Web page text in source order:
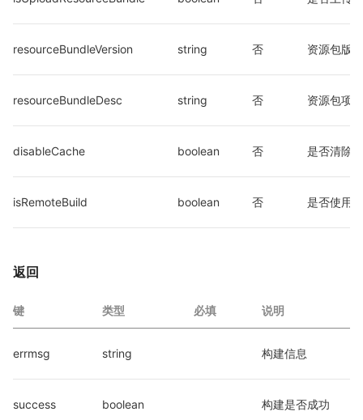
resourceBundleVersion string 否 资源包版
resourceBundleDesc string 否 资源包项
disableCache boolean 否 是否清除
isRemoteBuild boolean 否 是否使用
返回
键 类型 必填 说明
errmsg string 构建信息
success boolean 构建是否成功